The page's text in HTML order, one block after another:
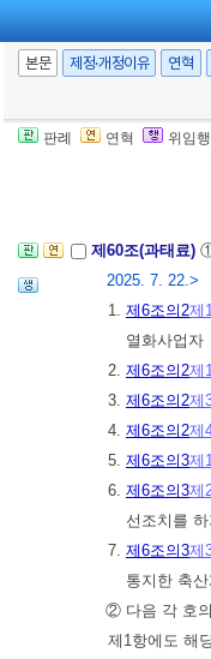
일부개정]
본문 제정·개정이유 연혁
판례 연혁 위임
제59조(양벌규
그 법인 또는
기 위하여 해
제60조(과태료)
2025. 7. 22.>
1. 제6조의2제
열화사업자
2. 제6조의2제
3. 제6조의2제
4. 제6조의2제
5. 제6조의3제
6. 제6조의3제
선조치를
7. 제6조의3제
통지한 축
② 다음 각 호
제1항에도 해